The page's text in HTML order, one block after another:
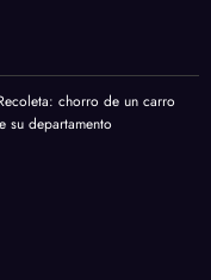
chorro de un carro
su departamento